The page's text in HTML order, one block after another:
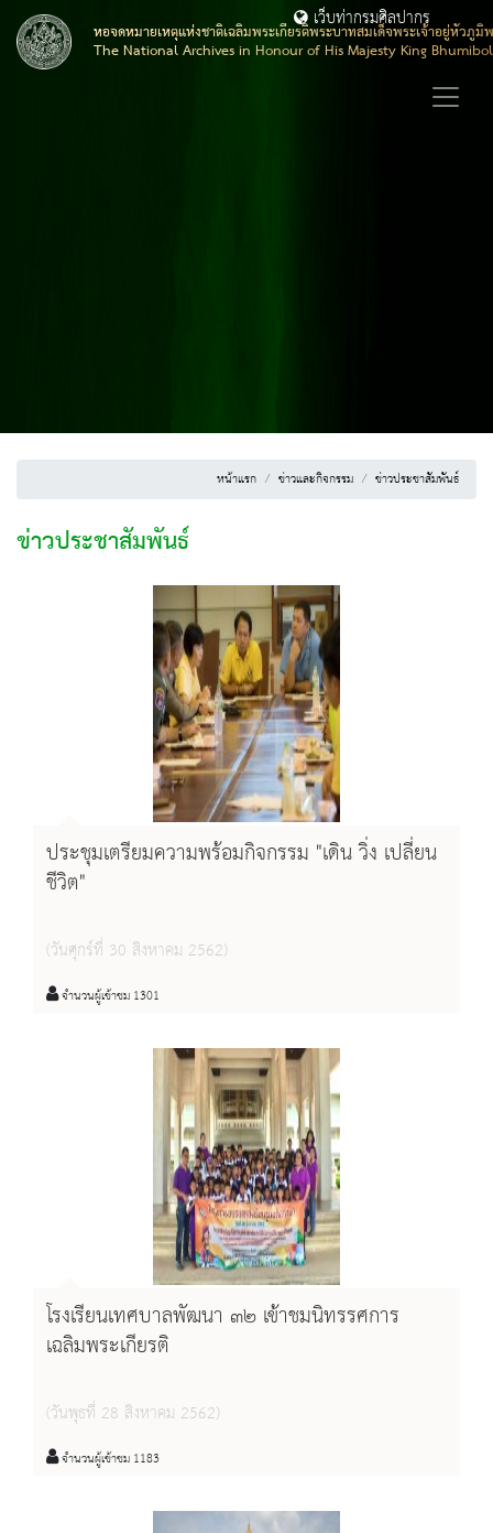
หอจดหมายเหตุแห่งชาติเฉลิมพระเกียรติพระบาทสมเด็จพระเจ้าอยู่หัวภูมิ
The National Archives in Honour of His Majesty King
เว็บท่ากรมศิลปากร
หน้าแรก ข่าวและกิจกรรม ข่าวประชาสัมพันธ์
ข่าวประชาสัมพันธ์
ประชุมเตรียมความพร้อมกิจกรรม "เดิน วิ่ง เปลี่ยน
ชีวิต"
(วันศุกร์ที่ 30 สิงหาคม 2562)
จำนวนผู้เข้าชม 1301
โรงเรียนเทศบาลพัฒนา ๓๒ เข้าชมนิทรรศการ
เฉลิมพระเกียรติ
(วันพุธที่ 28 สิงหาคม 2562)
จำนวนผู้เข้าชม 1183